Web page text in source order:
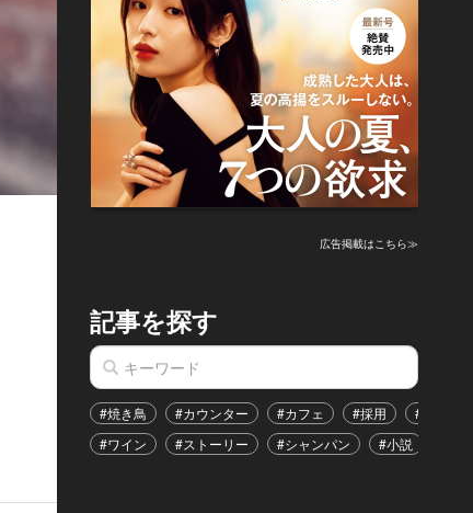
広告掲載はこちら≫
記事を探す
#焼き鳥 #カウンター #カフェ #採用
#恋愛
#ワイン
#ストーリー #シャンパン #小説